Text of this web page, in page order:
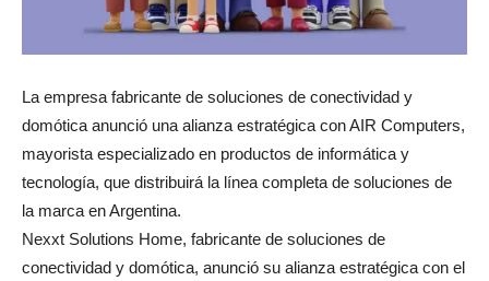
La empresa fabricante de soluciones de conectividad y
domótica anunció una alianza estratégica con AIR Computers,
mayorista especializado en productos de informática y
tecnología, que distribuirá la línea completa de soluciones de
la marca en Argentina.
Nexxt Solutions Home, fabricante de soluciones de
conectividad y domótica, anunció su alianza estratégica con el